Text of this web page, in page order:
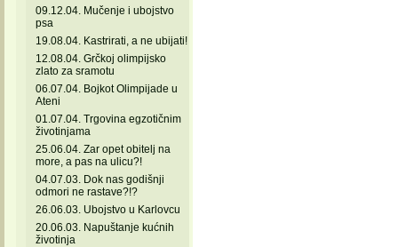
09.12.04. Mučenje i ubojstvo
psa
19.08.04. Kastrirati, a ne ubijati!
12.08.04. Grčkoj olimpijsko
zlato za sramotu
06.07.04. Bojkot Olimpijade u
Ateni
01.07.04. Trgovina egzotičnim
životinjama
25.06.04. Zar opet obitelj na
more, a pas na ulicu?!
04.07.03. Dok nas godišnji
odmori ne rastave?!?
26.06.03. Ubojstvo u Karlovcu
20.06.03. Napuštanje kućnih
životinja